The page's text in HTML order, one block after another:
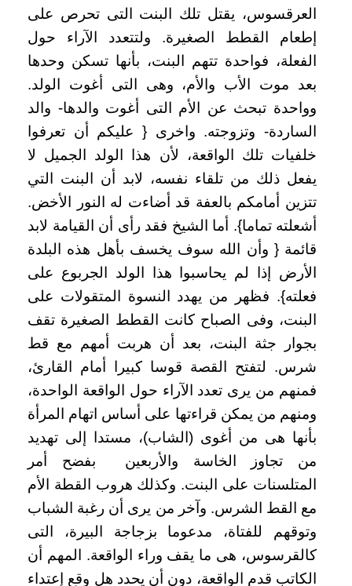
العرقسوس، يقتل تلك البنت التى تحرص على
إطعام القطط الصغيرة. ولتتعدد الآراء حول
الفعلة، فواحدة تتهم البنت، بأنها تسكن وحدها
بعد موت الأب والأم، وهى التى أغوت الولد.
وواحدة تبحث عن الأم التى أغوت والدها- والد
الساردة- وتزوجته. واخرى { عليكم أن تعرفوا
خلفيات تلك الواقعة، لأن هذا الولد الجميل لا
يفعل ذلك من تلقاء نفسه، لابد أن البنت التي
تتزين أمامكم بالعفة قد أضاءت له النور الأخض.
أشعلته تماما}. أما الشيخ فقد رأى أن القيامة لابد
قائمة { وأن الله سوف يخسف بأهل هذه البلدة
الأرض إذا لم يحاسبوا هذا الولد الجربوع على
فعلته}. فظهر من يهدد النسوة المتقولات على
البنت، وفى الصباح كانت القطط الصغيرة تقف
بجوار جثة البنت، بعد أن هربت أمهم مع قط
شرس. لتفتح القصة قوسا كبيرا أمام القارئ،
فمنهم من يرى تعدد الآراء حول الواقعة الواحدة،
ومنهم من يمكن قراءتها على أساس اتهام المرأة
بأنها هى من أغوى (الشاب)، مستدا إلى تهديد
من تجاوز الخاسة والأربعين بفضح أمر
المتلسنات على البنت. وكذلك هروب القطة الأم
مع القط الشرس. وآخر من يرى أن رغبة الشباب
وتوقهم للفتاة، مدعوما بزجاجة البيرة، التى
كالقرسوس، هى ما يقف وراء الواقعة. المهم أن
الكاتب قدم الواقعة، دون أن يحدد هل وقع إعتداء